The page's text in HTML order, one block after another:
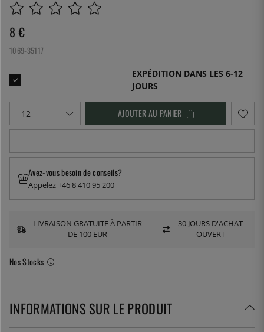
8 €
1069-35117
EXPÉDITION DANS LES 6-12
JOURS
AJOUTER AU PANIER
Nos Stocks
Avez-vous besoin de conseils?
Appelez +46 8 410 95 200
LIVRAISON GRATUITE À PARTIR
DE 100 EUR
30 JOURS D'ACHAT
OUVERT
INFORMATIONS SUR LE PRODUIT